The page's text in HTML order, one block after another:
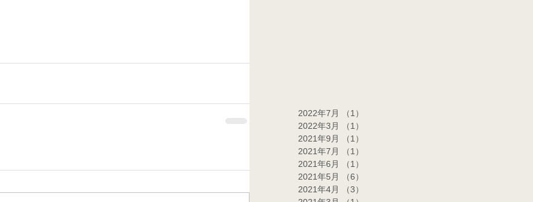
2022年7月 （1）
2022年3月
（1）
2021年9月
（1）
2021年7月
（1）
2021年6月
（1）
2021年5月
（6）
2021年4月
（3）